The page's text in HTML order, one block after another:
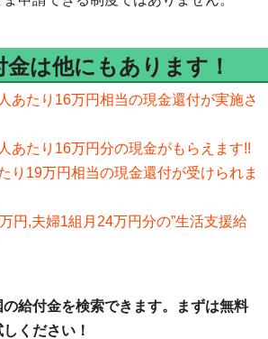
は他にもあります！
あたり16万円相当の現金還付が実施さ
あたり16万円分の現金がもらえます!!
り19万円相当の現金還付が受けられま
円,夫婦1組月24万円分の”生活支援給
給付金を検索できます。まずは無料
ください！